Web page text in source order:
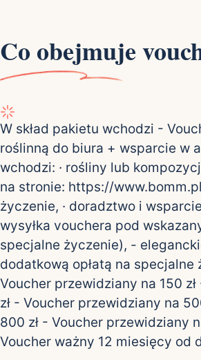
Co obejmuje
W skład pakietu wchodzi -
roślinną do biura + wsparcie w
wchodzi: · rośliny lub
na stronie: https://
życzenie, · doradztwo i
wysyłka vouchera pod
specjalne życzenie), -
dodatkową opłatą na
Voucher przewidziany na 150
zł - Voucher przewidziany na
800 zł - Voucher przewidziany
Voucher ważny 12 miesięcy od